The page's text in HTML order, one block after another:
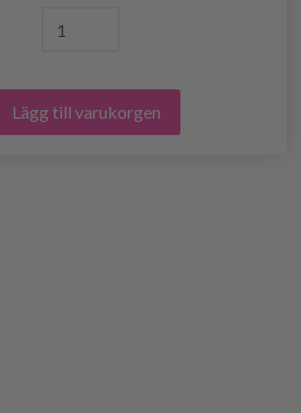
Lägg till varukorgen